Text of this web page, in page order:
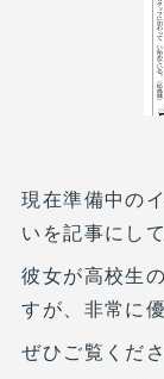
現在準備中の
いを記事にし
彼女が高校生
すが、非常に
ぜひご覧くだ